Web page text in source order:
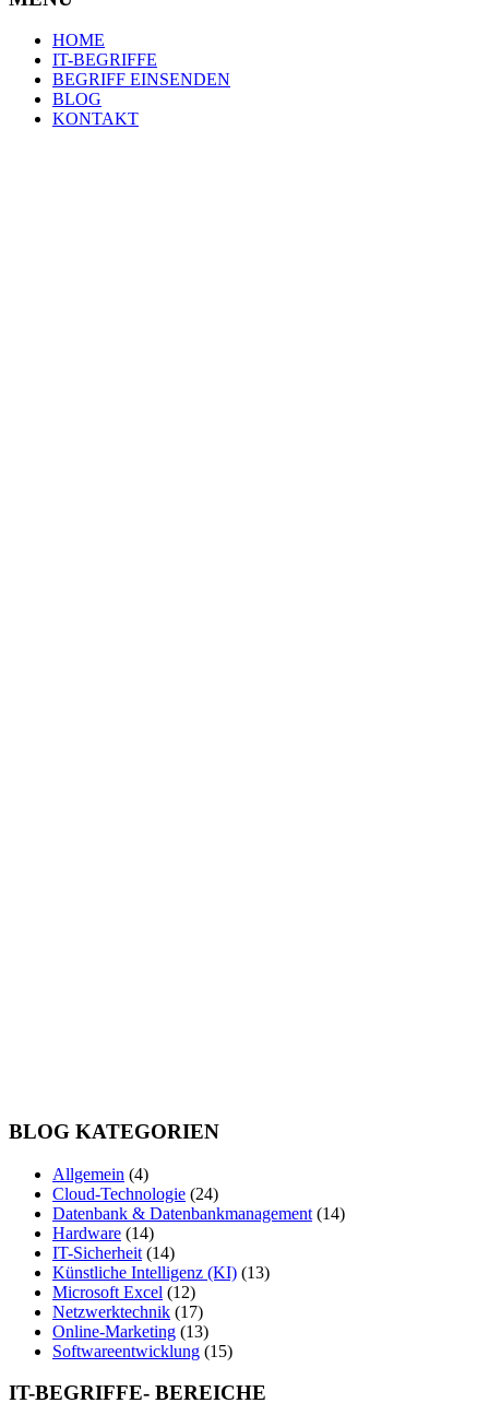
HOME
IT-BEGRIFFE
BEGRIFF EINSENDEN
BLOG
KONTAKT
BLOG KATEGORIEN
Allgemein (4)
Cloud-Technologie (24)
Datenbank & Datenbankmanagement (14)
Hardware (14)
IT-Sicherheit (14)
Künstliche Intelligenz (KI) (13)
Microsoft Excel (12)
Netzwerktechnik (17)
Online-Marketing (13)
Softwareentwicklung (15)
IT-BEGRIFFE- BEREICHE